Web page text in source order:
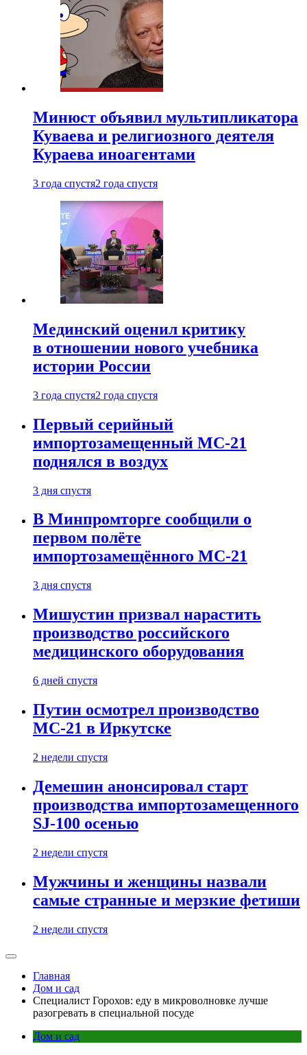
Минюст объявил мультипликатора
Куваева и религиозного деятеля
Кураева иноагентами
3 года спустя2 года спустя
Мединский оценил критику
в отношении нового учебника
истории России
3 года спустя2 года спустя
Первый серийный
импортозамещенный МС-21
поднялся в воздух
3 дня спустя
В Минпромторге сообщили о
первом полёте
импортозамещённого МС-21
3 дня спустя
Мишустин призвал нарастить
производство российского
медицинского оборудования
6 дней спустя
Путин осмотрел производство
МС-21 в Иркутске
2 недели спустя
Демешин анонсировал старт
производства импортозамещенного
SJ-100 осенью
2 недели спустя
Мужчины и женщины назвали
самые странные и мерзкие фетиши
2 недели спустя
Главная
Дом и сад
Специалист Горохов: еду в микроволновке лучше
разогревать в специальной посуде
Дом и сад